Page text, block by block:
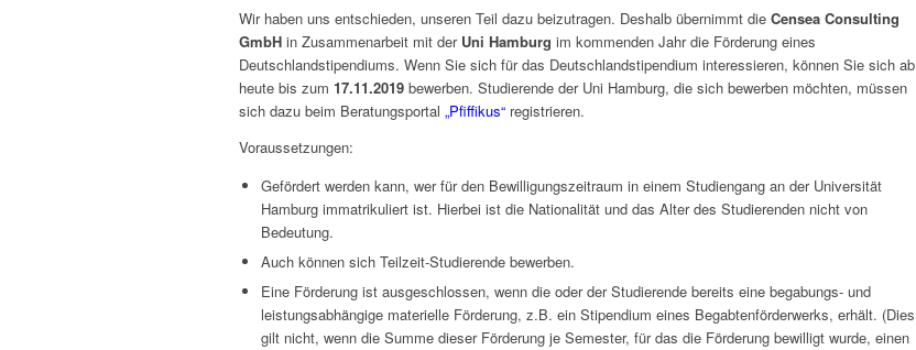
Wir haben uns entschieden, unseren Teil dazu beizutragen. Deshalb übernimmt die Censea Consulting
GmbH in Zusammenarbeit mit der Uni Hamburg im kommenden Jahr die Förderung eines
Deutschlandstipendiums. Wenn Sie sich für das Deutschlandstipendium interessieren, können Sie sich ab
heute bis zum 17.11.2019 bewerben. Studierende der Uni Hamburg, die sich bewerben möchten, müssen
sich dazu beim Beratungsportal „Pfiffikus“ registrieren.
Voraussetzungen:
Gefördert werden kann, wer für den Bewilligungszeitraum in einem Studiengang an der Universität
Hamburg immatrikuliert ist. Hierbei ist die Nationalität und das Alter des Studierenden nicht von
Bedeutung.
Auch können sich Teilzeit-Studierende bewerben.
Eine Förderung ist ausgeschlossen, wenn die oder der Studierende bereits eine begabungs- und
leistungsabhängige materielle Förderung, z.B. ein Stipendium eines Begabtenförderwerks, erhält. (Dies
gilt nicht, wenn die Summe dieser Förderung je Semester, für das die Förderung bewilligt wurde, einen